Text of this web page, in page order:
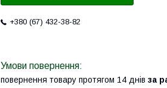
+380 (67) 432-38-82
повернення товару протягом 14 днів за